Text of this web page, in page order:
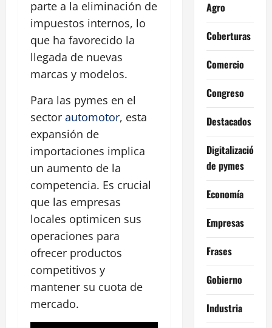
parte a la eliminación de
impuestos internos, lo
que ha favorecido la
llegada de nuevas
marcas y modelos.
Para las pymes en el
sector automotor, esta
expansión de
importaciones implica
un aumento de la
competencia. Es crucial
que las empresas
locales optimicen sus
operaciones para
ofrecer productos
competitivos y
mantener su cuota de
mercado.
Agro
Coberturas
Comercio
Congreso
Destacados
Digitalización
de pymes
Economía
Empresas
Frases
Gobierno
Industria